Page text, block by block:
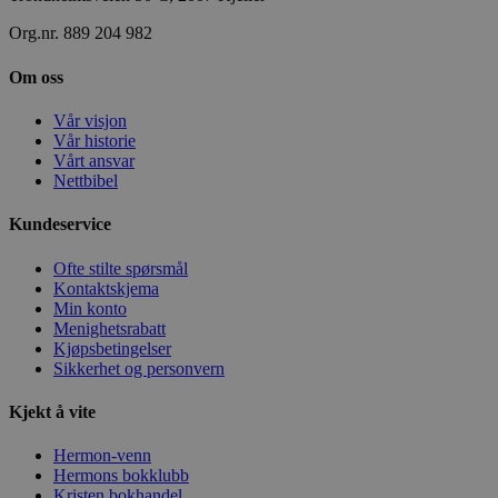
Org.nr. 889 204 982
Om oss
Vår visjon
Vår historie
Vårt ansvar
Nettbibel
Kundeservice
Ofte stilte spørsmål
Kontaktskjema
Min konto
Menighetsrabatt
Kjøpsbetingelser
Sikkerhet og personvern
Kjekt å vite
Hermon-venn
Hermons bokklubb